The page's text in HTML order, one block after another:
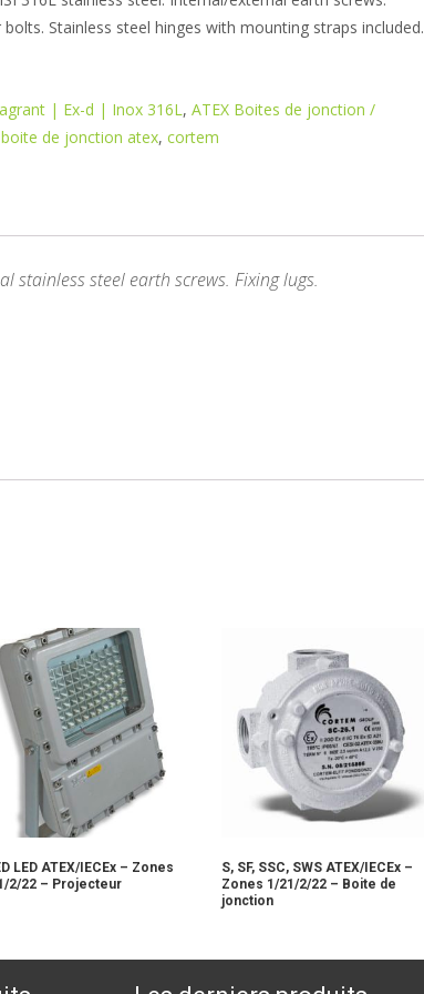
bolts. Stainless steel hinges with mounting straps included.
| Ex-d | Inox 316L,ATEX Boites de jonction /
boite de jonction atex,cortem
stainless steel earth screws. Fixing lugs.
LED ATEX/IECEx – Zones
2/22 – Projecteur
S, SF, SSC, SWS ATEX/IECEx –
Zones 1/21/2/22 – Boite de
jonction